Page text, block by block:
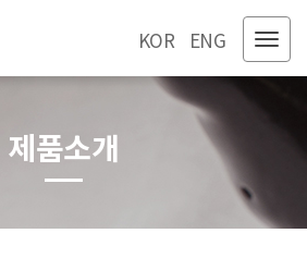
KOR ENG
제품소개